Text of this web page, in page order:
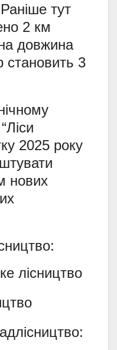
тут
2 км
довжина
становить 3
2025 року
нових
лісництво